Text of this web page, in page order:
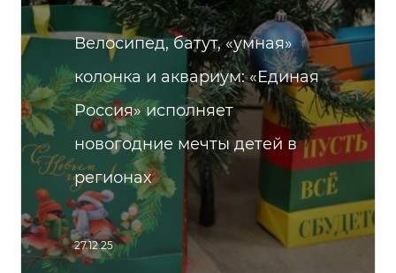
Велосипед, батут, «умная»
колонка и аквариум: «Единая
Россия» исполняет
новогодние мечты детей в
регионах
27.12.25